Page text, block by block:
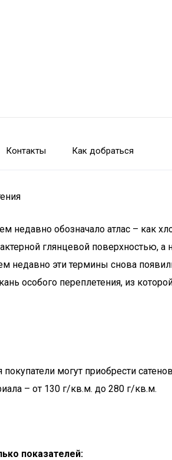
Контакты Как добраться
недавно обозначало атлас – как
глянцевой поверхностью, а
эти термины снова
особого переплетения, из
могут приобрести
– от 130 г/кв.м. до 280 г/кв.м.
показателей: